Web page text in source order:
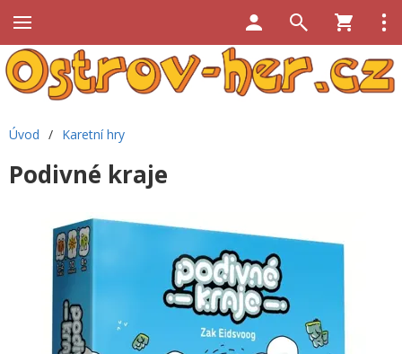
Úvod / Karetní hry
Podivné kraje